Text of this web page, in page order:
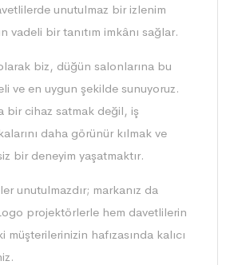
unutulmaz bir izlenim
vadeli bir tanıtım imkânı sağlar.
biz, düğün salonlarına bu
ve en uygun şekilde sunuyoruz.
bir cihaz satmak değil, iş
daha görünür kılmak ve
bir deneyim yaşatmaktır.
unutulmazdır; markanız da
projektörlerle hem davetlilerin
hafızasında kalıcı